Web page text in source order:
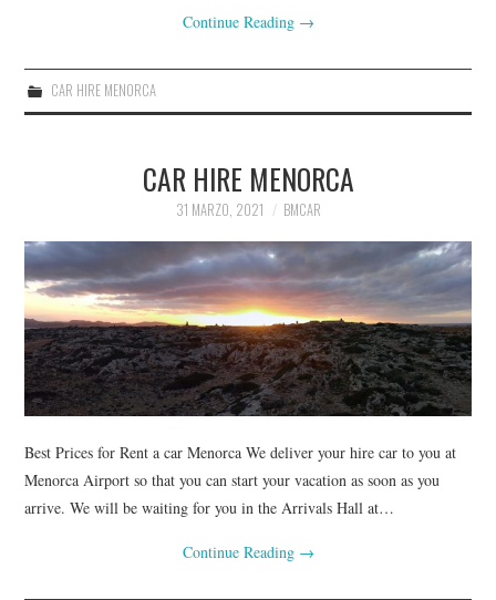
Continue Reading →
CAR HIRE MENORCA
CAR HIRE MENORCA
31 MARZO, 2021 BMCAR
Best Prices for Rent a car Menorca We deliver your hire car to you at
Menorca Airport so that you can start your vacation as soon as you
arrive. We will be waiting for you in the Arrivals Hall at…
Continue Reading →